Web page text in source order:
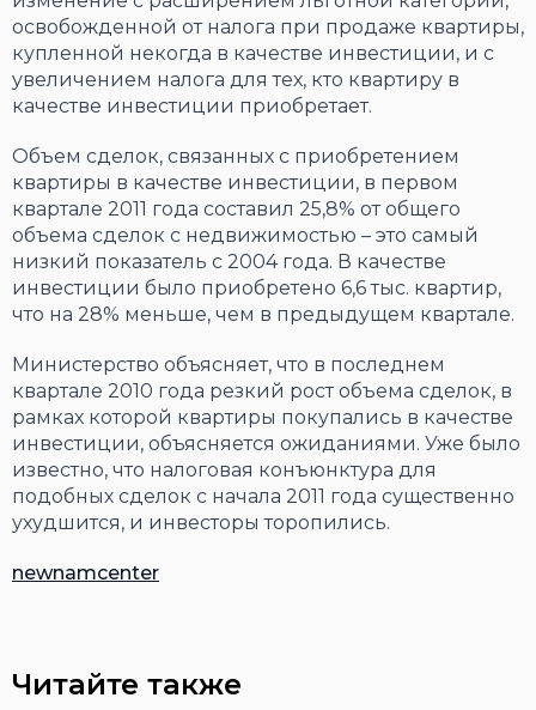
освобожденной от налога при продаже квартиры,
купленной некогда в качестве инвестиции, и с
увеличением налога для тех, кто квартиру в
качестве инвестиции приобретает.
Объем сделок, связанных с приобретением
квартиры в качестве инвестиции, в первом
квартале 2011 года составил 25,8% от общего
объема сделок с недвижимостью – это самый
низкий показатель с 2004 года. В качестве
инвестиции было приобретено 6,6 тыс. квартир,
что на 28% меньше, чем в предыдущем квартале.
Министерство объясняет, что в последнем
квартале 2010 года резкий рост объема сделок, в
рамках которой квартиры покупались в качестве
инвестиции, объясняется ожиданиями. Уже было
известно, что налоговая конъюнктура для
подобных сделок с начала 2011 года существенно
ухудшится, и инвесторы торопились.
newnamcenter
Читайте также